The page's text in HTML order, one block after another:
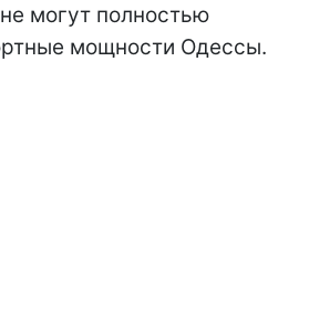
могут полностью
мощности Одессы.